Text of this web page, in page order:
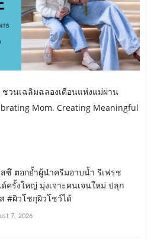
ชวนเฉลิมฉลองเดือนแห่งแม่ผ่าน
Mom. Creating Meaningful
ซึ ตอกย้ำผู้นำครีมอาบน้ำ รีเฟรช
ครั้งใหญ่ มุ่งเจาะคนเจนใหม่ ปลุก
#ผิวโชกุผิวโชว์ได้
7, 2026